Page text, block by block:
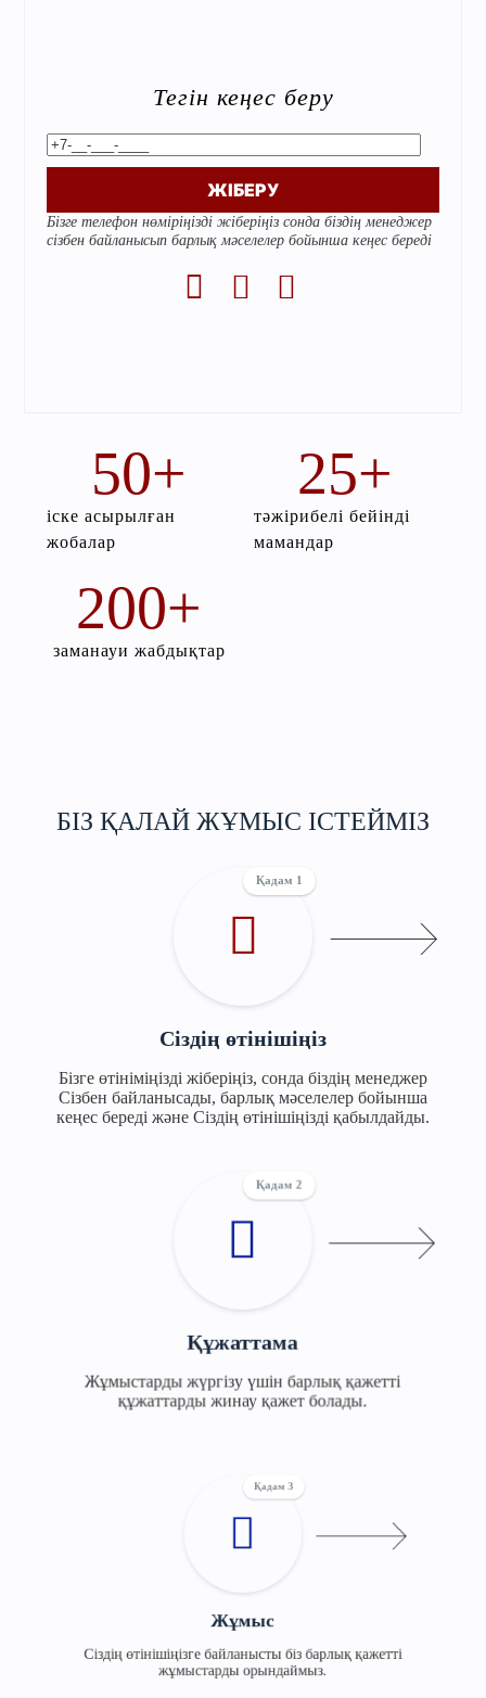
Тегін кеңес беру
Бізге телефон нөміріңізді жіберіңіз сонда біздің менеджер
сізбен байланысып барлық мәселелер бойынша кеңес береді
Alternative:
іске асырылған
жобалар
50+
тәжірибелі бейінді
мамандар
25+
заманауи жабдықтар
200+
БІЗ ҚАЛАЙ ЖҰМЫС ІСТЕЙМІЗ
Сіздің өтінішіңіз
Бізге өтініміңізді жіберіңіз, сонда біздің менеджер
Сізбен байланысады, барлық мәселелер бойынша
кеңес береді және Сіздің өтінішіңізді қабылдайды.
Қадам 1
Құжаттама
Жұмыстарды жүргізу үшін барлық қажетті
құжаттарды жинау қажет болады.
Қадам 2
Жұмыс
Сіздің өтінішіңізге байланысты біз барлық қажетті